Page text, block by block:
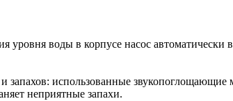
воды в корпусе насос автоматически
использованные
неприятные запахи.